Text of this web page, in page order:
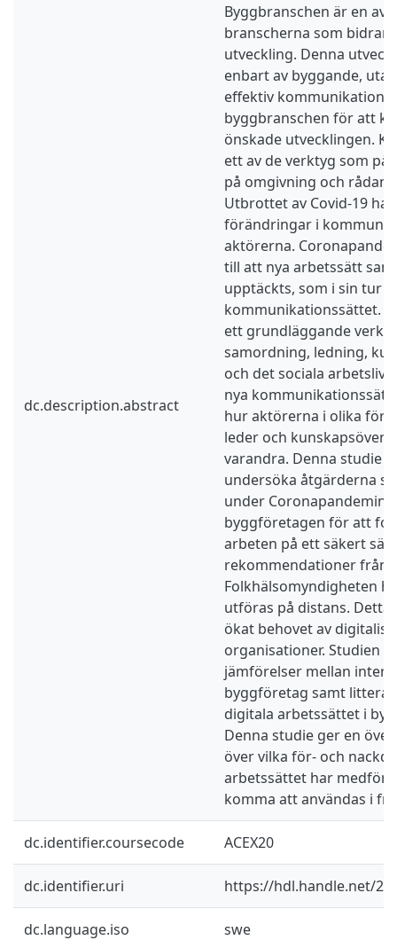
dc.description.abstract
Byggbranschen är en av
branscherna som bidrar
utveckling. Denna
enbart av byggande,
effektiv kommunikation
byggbranschen för att
önskade utvecklingen.
ett av de verktyg som
på omgivning och
Utbrottet av Covid-19
förändringar i
aktörerna.
till att nya arbetssätt
upptäckts, som i sin tur
kommunikationssättet.
ett grundläggande
samordning, ledning,
och det sociala
nya
hur aktörerna i olika
leder och
varandra. Denna studie
undersöka åtgärderna
under Coronapandemin
byggföretagen för att
arbeten på ett säkert
rekommendationer från
Folkhälsomyndigheten
utföras på distans. Detta
ökat behovet av
organisationer. Studien
jämförelser mellan
byggföretag samt
digitala arbetssättet i
Denna studie ger en
över vilka för- och
arbetssättet har medfört
komma att användas i
dc.identifier.coursecode ACEX20
dc.identifier.uri https://hdl.handle.net/
dc.language.iso swe